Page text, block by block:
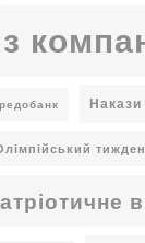
Накази